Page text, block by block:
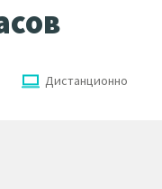
Дистанционно